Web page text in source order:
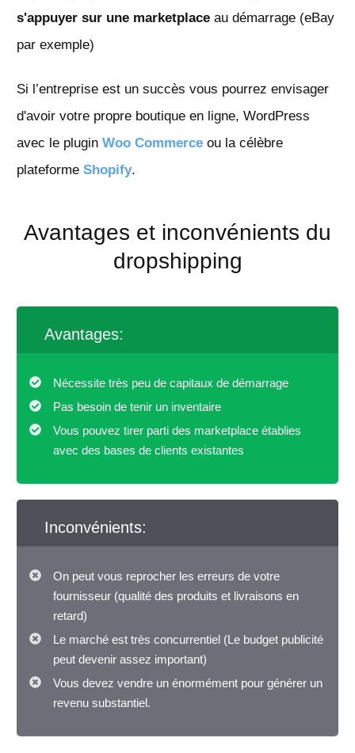
s'appuyer sur une marketplace au démarrage (eBay
par exemple)
Si l’entreprise est un succès vous pourrez envisager
d'avoir votre propre boutique en ligne, WordPress
avec le plugin Woo Commerce ou la célèbre
plateforme Shopify.
Avantages et inconvénients du
dropshipping
Avantages:
Nécessite très peu de capitaux de démarrage
Pas besoin de tenir un inventaire
Vous pouvez tirer parti des marketplace établies
avec des bases de clients existantes
Inconvénients:
On peut vous reprocher les erreurs de votre
fournisseur (qualité des produits et livraisons en
retard)
Le marché est très concurrentiel (Le budget publicité
peut devenir assez important)
Vous devez vendre un énormément pour générer un
revenu substantiel.